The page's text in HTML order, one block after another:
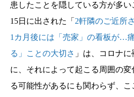
患したことを隠している方が多い
15日に出された「 2軒隣のご近所
1カ月後には「売家」の看板が…
る」ことの大切さ 」は、コロナ
に、それによって起こる周囲の
る可能性があるにも関わらず、こ